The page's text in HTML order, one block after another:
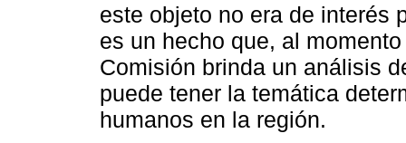
este objeto no era de interés
es un hecho que, al
Comisión brinda un análisis
puede tener la temática
humanos en la región.